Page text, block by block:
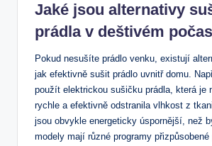
Jaké jsou alternativy
prádla v deštivém
Pokud nesušíte prádlo venku, existují
jak efektivně sušit prádlo uvnitř domu.
použít elektrickou sušičku prádla, která je
rychle a efektivně odstranila vlhkost z
jsou obvykle energeticky úspornější, než
modely mají různé programy